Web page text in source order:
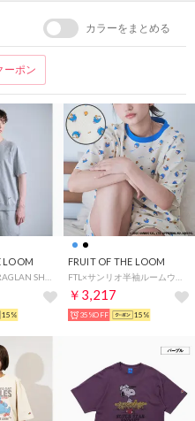
カラーをまとめる
ーポン
LOOM
15%
FRUIT OF THE LOOM
￥3,217
35%OFF 15%